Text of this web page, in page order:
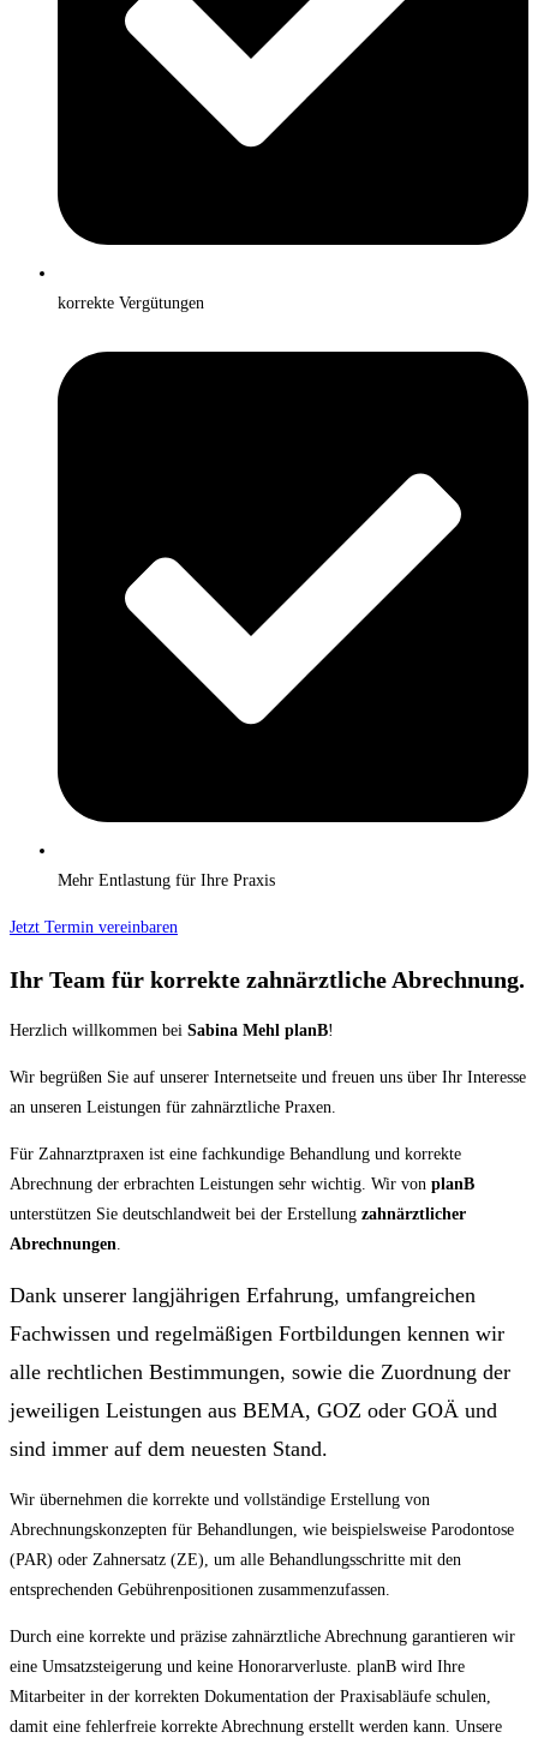
korrekte Vergütungen
Mehr Entlastung für Ihre Praxis
Jetzt Termin vereinbaren
Ihr Team für korrekte zahnärztliche Abrechnung.
Herzlich willkommen bei Sabina Mehl planB!
Wir begrüßen Sie auf unserer Internetseite und freuen uns über Ihr Interesse
an unseren Leistungen für zahnärztliche Praxen.
Für Zahnarztpraxen ist eine fachkundige Behandlung und korrekte
Abrechnung der erbrachten Leistungen sehr wichtig. Wir von planB
unterstützen Sie deutschlandweit bei der Erstellung zahnärztlicher
Abrechnungen.
Dank unserer langjährigen Erfahrung, umfangreichen
Fachwissen und regelmäßigen Fortbildungen kennen wir
alle rechtlichen Bestimmungen, sowie die Zuordnung der
jeweiligen Leistungen aus BEMA, GOZ oder GOÄ und
sind immer auf dem neuesten Stand.
Wir übernehmen die korrekte und vollständige Erstellung von
Abrechnungskonzepten für Behandlungen, wie beispielsweise Parodontose
(PAR) oder Zahnersatz (ZE), um alle Behandlungsschritte mit den
entsprechenden Gebührenpositionen zusammenzufassen.
Durch eine korrekte und präzise zahnärztliche Abrechnung garantieren wir
eine Umsatzsteigerung und keine Honorarverluste. planB wird Ihre
Mitarbeiter in der korrekten Dokumentation der Praxisabläufe schulen,
damit eine fehlerfreie korrekte Abrechnung erstellt werden kann. Unsere